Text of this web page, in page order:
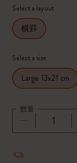
Select a layout
横罫
Select a size
Large 13x21 cm
数量